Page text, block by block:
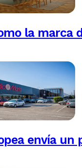
la marca
envía un